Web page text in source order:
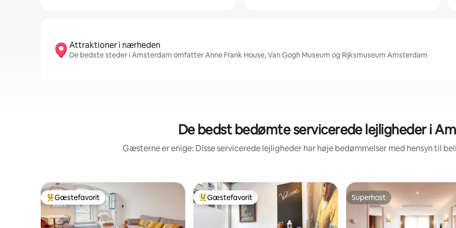
Attraktioner i nærheden
De bedste steder i Amsterdam omfatter Anne Frank House, Van Gogh Museum og Rijksmuseum Amsterdam
De bedst bedømte servicerede lejligheder i
Gæsterne er enige: Disse servicerede lejligheder har høje bedømmelser med hensyn til
Bedste gæstefavorit
Gæstefavorit Bedste gæstefavorit
Gæstefavorit Superhost
Superhost